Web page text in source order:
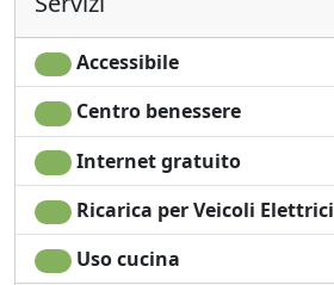
Accessibile
Centro benessere
Internet gratuito
Ricarica per Veicoli Elettrici
Uso cucina